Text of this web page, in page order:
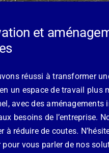
et
réussi à transformer
un espace de travail plus
avec des aménagements
besoins de l’entreprise.
à réduire de coutes.
pour vous parler de nos